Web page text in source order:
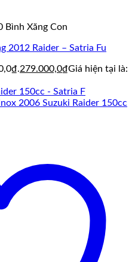
Bình Xăng Con
2012 Raider – Satria Fu
279.000,0₫Giá hiện tại là: